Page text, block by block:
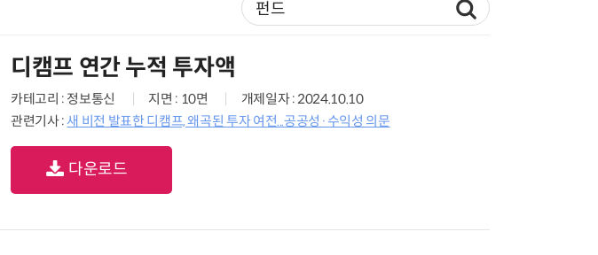
디캠프 연간 누적 투자액
카테고리 : 정보통신 지면 : 10면
개제일자 : 2024.10.10
관련기사 : 새 비전 발표한 디캠프, 왜곡된 투자 여전...공공성·수익성 의문
다운로드